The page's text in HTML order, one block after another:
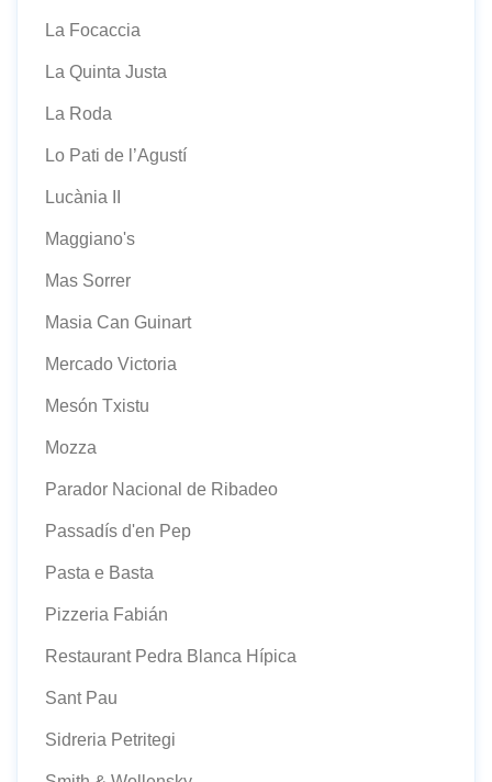
La Focaccia
La Quinta Justa
La Roda
Lo Pati de l’Agustí
Lucània II
Maggiano's
Mas Sorrer
Masia Can Guinart
Mercado Victoria
Mesón Txistu
Mozza
Parador Nacional de Ribadeo
Passadís d'en Pep
Pasta e Basta
Pizzeria Fabián
Restaurant Pedra Blanca Hípica
Sant Pau
Sidreria Petritegi